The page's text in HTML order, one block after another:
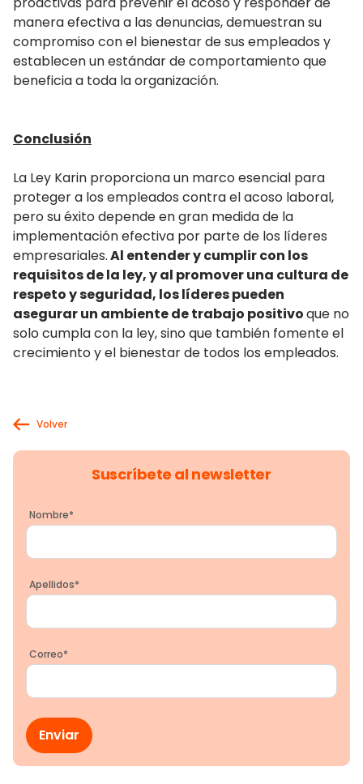
manera efectiva a las denuncias, demuestran su
compromiso con el bienestar de sus empleados y
establecen un estándar de comportamiento que
beneficia a toda la organización.
Conclusión
La Ley Karin proporciona un marco esencial para
proteger a los empleados contra el acoso laboral,
pero su éxito depende en gran medida de la
implementación efectiva por parte de los líderes
empresariales.Al entender y cumplir con los
requisitos de la ley, y al promover una cultura de
respeto y seguridad, los líderes pueden
asegurar un ambiente de trabajo positivoque no
solo cumpla con la ley, sino que también fomente el
crecimiento y el bienestar de todos los empleados.
Volver
Suscríbete al newsletter
Nombre*
Apellidos*
Correo*